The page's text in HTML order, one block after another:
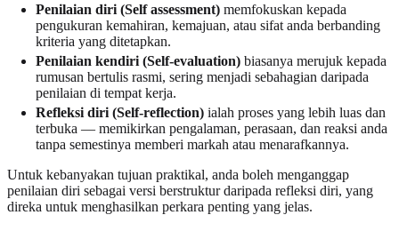
Penilaian diri (Self assessment) memfokuskan kepada
pengukuran kemahiran, kemajuan, atau sifat anda berbanding
kriteria yang ditetapkan.
Penilaian kendiri (Self-evaluation) biasanya merujuk kepada
rumusan bertulis rasmi, sering menjadi sebahagian daripada
penilaian di tempat kerja.
Refleksi diri (Self-reflection) ialah proses yang lebih luas dan
terbuka — memikirkan pengalaman, perasaan, dan reaksi anda
tanpa semestinya memberi markah atau menarafkannya.
Untuk kebanyakan tujuan praktikal, anda boleh menganggap
penilaian diri sebagai versi berstruktur daripada refleksi diri, yang
direka untuk menghasilkan perkara penting yang jelas.